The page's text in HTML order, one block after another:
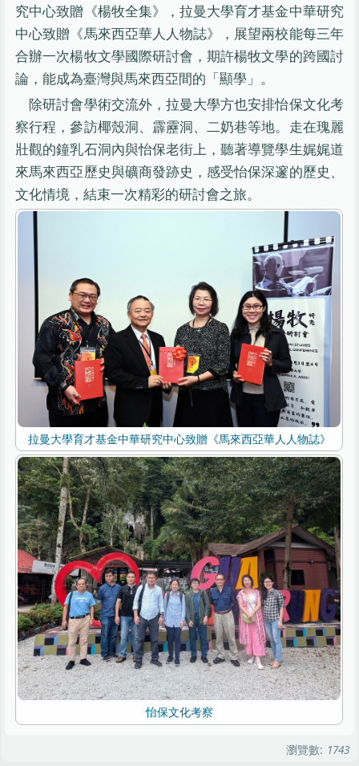
究中心致贈《楊牧全集》，拉曼大學育才基金中華研究
中心致贈《馬來西亞華人人物誌》，展望兩校能每三年
合辦一次楊牧文學國際研討會，期許楊牧文學的跨國討
論，能成為臺灣與馬來西亞間的「顯學」。
除研討會學術交流外，拉曼大學方也安排怡保文化考
察行程，參訪椰殼洞、霹靂洞、二奶巷等地。走在瑰麗
壯觀的鐘乳石洞內與怡保老街上，聽著導覽學生娓娓道
來馬來西亞歷史與礦商發跡史，感受怡保深邃的歷史、
文化情境，結束一次精彩的研討會之旅。
拉曼大學育才基金中華研究中心致贈《馬來西亞華人人物誌》
怡保文化考察
瀏覽數: 1743